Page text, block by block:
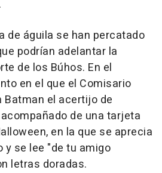
de águila se han percatado
podrían adelantar la
de los Búhos. En el
en el que el Comisario
Batman el acertijo de
de una tarjeta
en la que se aprecia
y se lee "de tu amigo
letras doradas.